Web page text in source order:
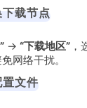
载节点
→ “下载地区” ，
网络干扰。
文件